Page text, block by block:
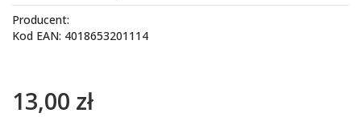
Producent:
Kod EAN: 4018653201114
13,00 zł